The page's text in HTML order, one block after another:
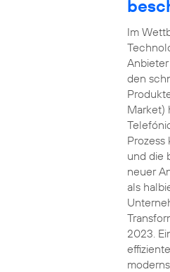
Im
den
Market)
und die
neuer
als
2023.